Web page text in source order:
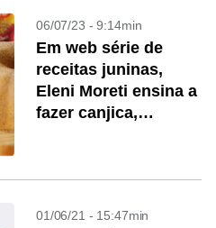
06/07/23 - 9:14min
Em web série de
receitas juninas,
Eleni Moreti ensina a
fazer canjica,
01/06/21 - 15:47min